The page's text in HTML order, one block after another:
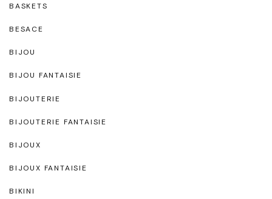
BASKETS
BESACE
BIJOU
BIJOU FANTAISIE
BIJOUTERIE
BIJOUTERIE FANTAISIE
BIJOUX
BIJOUX FANTAISIE
BIKINI